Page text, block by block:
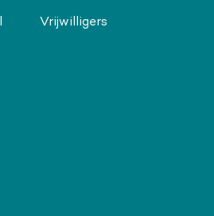
Vrijwilligers